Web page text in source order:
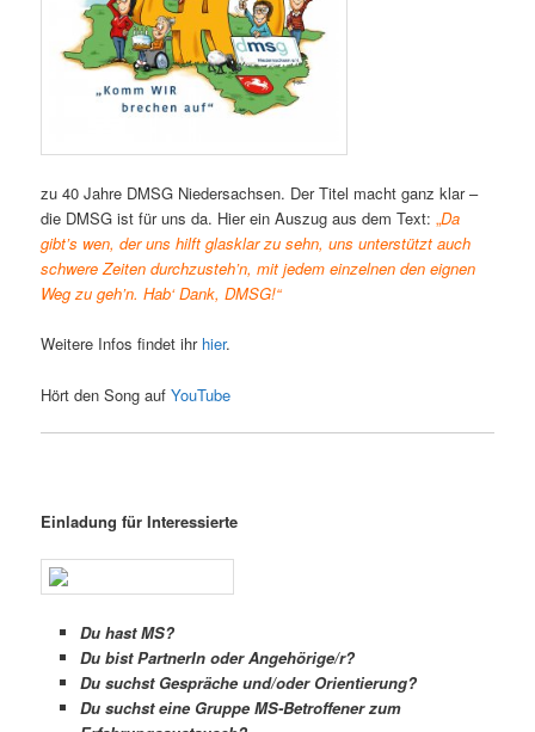
zu 40 Jahre DMSG Niedersachsen. Der Titel macht ganz klar –
die DMSG ist für uns da. Hier ein Auszug aus dem Text:„Da
gibt’s wen, der uns hilft glasklar zu sehn, uns unterstützt auch
schwere Zeiten durchzusteh’n, mit jedem einzelnen den eignen
Weg zu geh’n. Hab‘ Dank, DMSG!“
Weitere Infos findet ihr hier.
Hört den Song aufYouTube
Einladung für Interessierte
Du hast MS?
Du bist PartnerIn oder Angehörige/r?
Du suchst Gespräche und/oder Orientierung?
Du suchst eine Gruppe MS-Betroffener zum